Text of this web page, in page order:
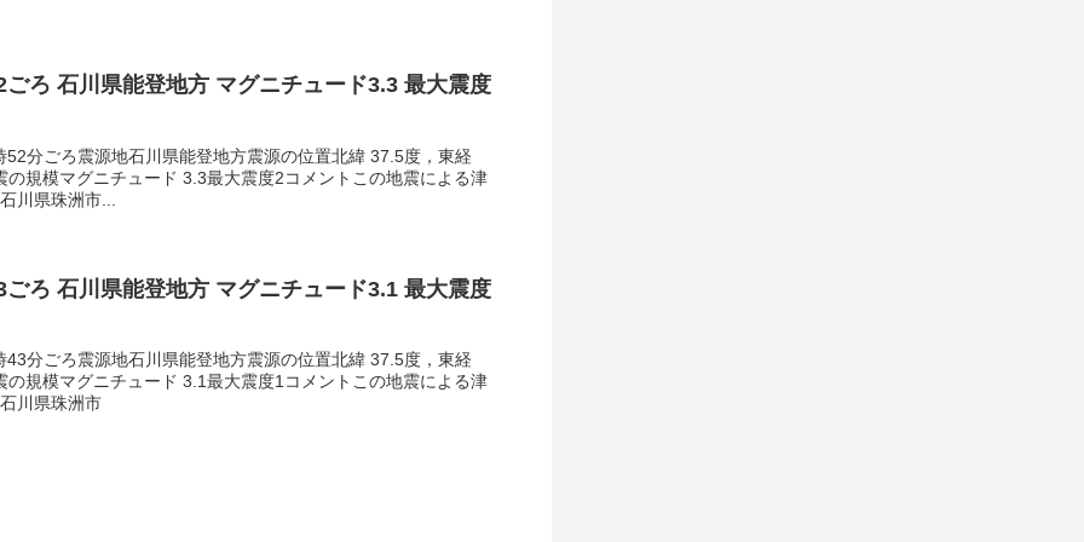
ろ 石川県能登地方 マグニチュード3.3 最大震度
分ごろ震源地石川県能登地方震源の位置北緯 37.5度，東経
規模マグニチュード 3.3最大震度2コメントこの地震による津
川県珠洲市...
ろ 石川県能登地方 マグニチュード3.1 最大震度
分ごろ震源地石川県能登地方震源の位置北緯 37.5度，東経
規模マグニチュード 3.1最大震度1コメントこの地震による津
川県珠洲市